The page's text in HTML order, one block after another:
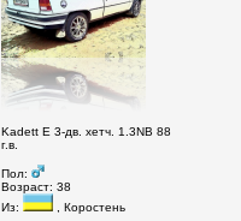
Kadett E 3-дв. хетч. 1.3NB 88
г.в.
Пол:
Возраст: 38
Из:
, Коростень